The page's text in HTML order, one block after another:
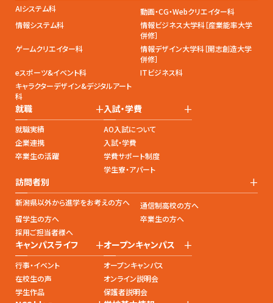
AIシステム科
動画・CG・Webクリエイター科
情報システム科
情報ビジネス大学科［産業能率大学
併修］
ゲームクリエイター科
情報デザイン大学科［開志創造大学
併修］
eスポーツ&イベント科
ITビジネス科
キャラクターデザイン&デジタルアート
科
就職 +
就職実績
企業連携
卒業生の活躍
入試・学費 +
AO入試について
入試・学費
学費サポート制度
学生寮・アパート
訪問者別 +
新潟県以外から進学をお考えの方へ
通信制高校の方へ
留学生の方へ
卒業生の方へ
採用ご担当者様へ
キャンパスライフ +
行事・イベント
在校生の声
学生作品
オープンキャンパス +
オープンキャンパス
オンライン説明会
保護者説明会